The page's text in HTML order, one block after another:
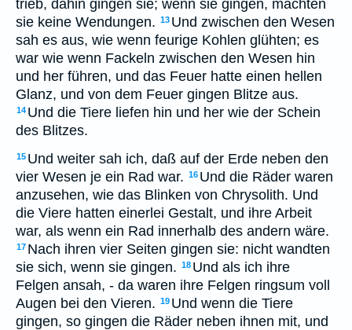
trieb, dahin gingen sie; wenn sie gingen, machten
sie keine Wendungen. 13 Und zwischen den Wesen
sah es aus, wie wenn feurige Kohlen glühten; es
war wie wenn Fackeln zwischen den Wesen hin
und her führen, und das Feuer hatte einen hellen
Glanz, und von dem Feuer gingen Blitze aus.
14 Und die Tiere liefen hin und her wie der Schein
des Blitzes.
15 Und weiter sah ich, daß auf der Erde neben den
vier Wesen je ein Rad war. 16 Und die Räder waren
anzusehen, wie das Blinken von Chrysolith. Und
die Viere hatten einerlei Gestalt, und ihre Arbeit
war, als wenn ein Rad innerhalb des andern wäre.
17 Nach ihren vier Seiten gingen sie: nicht wandten
sie sich, wenn sie gingen. 18 Und als ich ihre
Felgen ansah, - da waren ihre Felgen ringsum voll
Augen bei den Vieren. 19 Und wenn die Tiere
gingen, so gingen die Räder neben ihnen mit, und